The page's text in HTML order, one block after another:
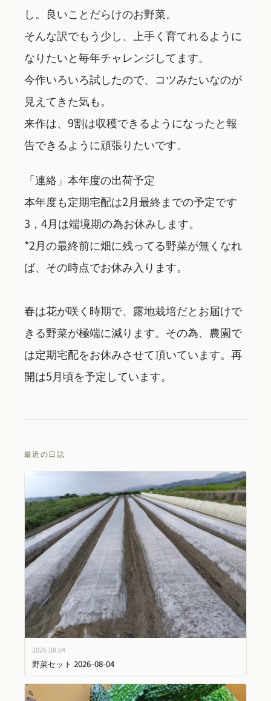
し。良いことだらけのお野菜。
そんな訳でもう少し、上手く育てれるように
なりたいと毎年チャレンジしてます。
今作いろいろ試したので、コツみたいなのが
見えてきた気も。
来作は、9割は収穫できるようになったと報
告できるように頑張りたいです。
「連絡」本年度の出荷予定
本年度も定期宅配は2月最終までの予定です
3，4月は端境期の為お休みします。
*2月の最終前に畑に残ってる野菜が無くなれ
ば、その時点でお休み入ります。
春は花が咲く時期で、露地栽培だとお届けで
きる野菜が極端に減ります。その為、農園で
は定期宅配をお休みさせて頂いています。再
開は5月頃を予定しています。
最近の日誌
2026.08.04
野菜セット 2026-08-04